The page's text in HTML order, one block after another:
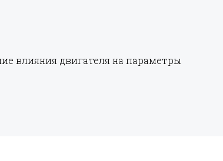
влияния двигателя на параметры